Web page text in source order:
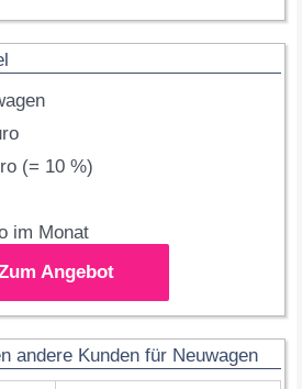
(= 10 %)
im Monat
Angebot
andere Kunden für Neuwagen